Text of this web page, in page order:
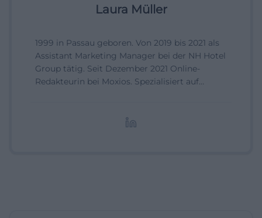
Laura Müller
1999 in Passau geboren. Von 2019 bis 2021 als
Assistant Marketing Manager bei der NH Hotel
Group tätig. Seit Dezember 2021 Online-
Redakteurin bei Moxios. Spezialisiert auf